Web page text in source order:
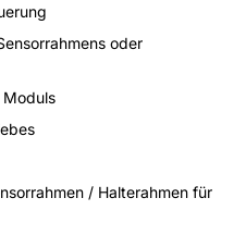
oder
/ Halterahmen für